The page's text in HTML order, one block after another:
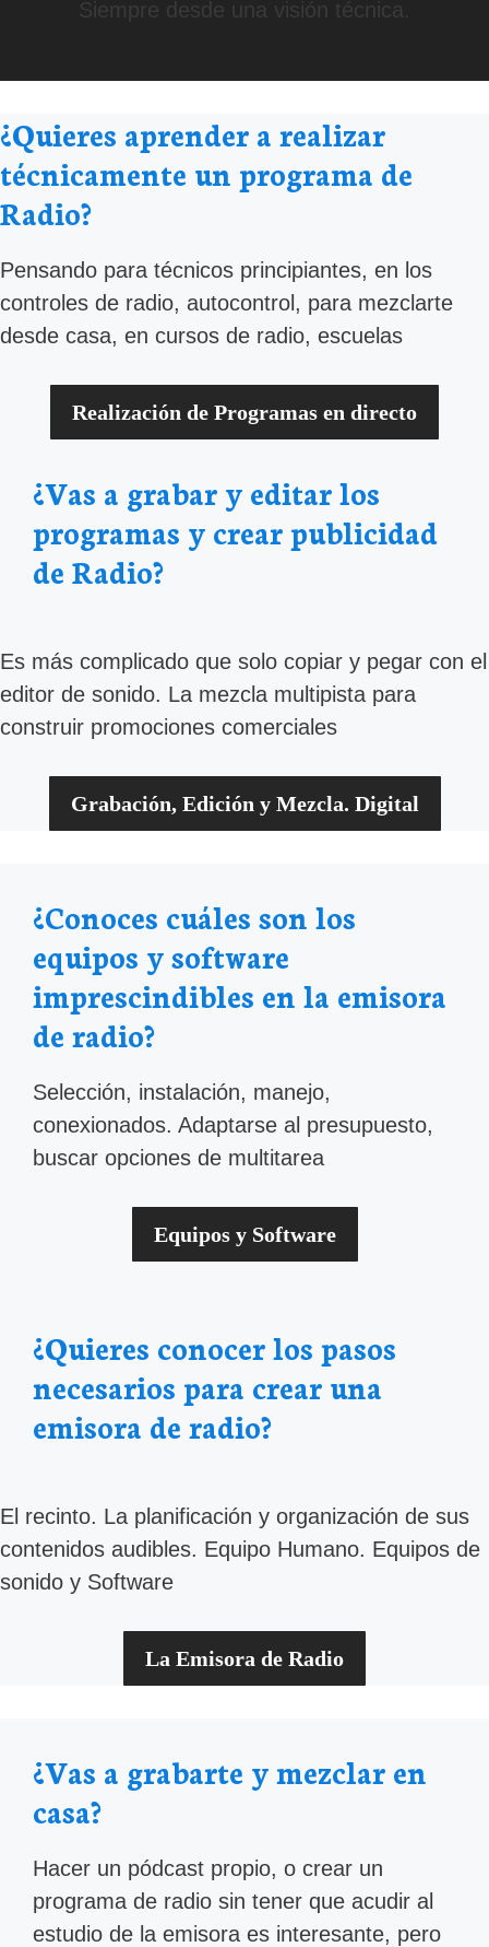
Siempre desde una visión técnica.
¿Quieres aprender a realizar
técnicamente un programa de
Radio?
Pensando para técnicos principiantes, en los
controles de radio, autocontrol, para mezclarte
desde casa, en cursos de radio, escuelas
Realización de Programas en directo
¿Vas a grabar y editar los
programas y crear publicidad
de Radio?
Es más complicado que solo copiar y pegar con el
editor de sonido. La mezcla multipista para
construir promociones comerciales
Grabación, Edición y Mezcla. Digital
¿Conoces cuáles son los
equipos y software
imprescindibles en la emisora
de radio?
Selección, instalación, manejo,
conexionados. Adaptarse al presupuesto,
buscar opciones de multitarea
Equipos y Software
¿Quieres conocer los pasos
necesarios para crear una
emisora de radio?
El recinto. La planificación y organización de sus
contenidos audibles. Equipo Humano. Equipos de
sonido y Software
La Emisora de Radio
¿Vas a grabarte y mezclar en
casa?
Hacer un pódcast propio, o crear un
programa de radio sin tener que acudir al
estudio de la emisora es interesante, pero